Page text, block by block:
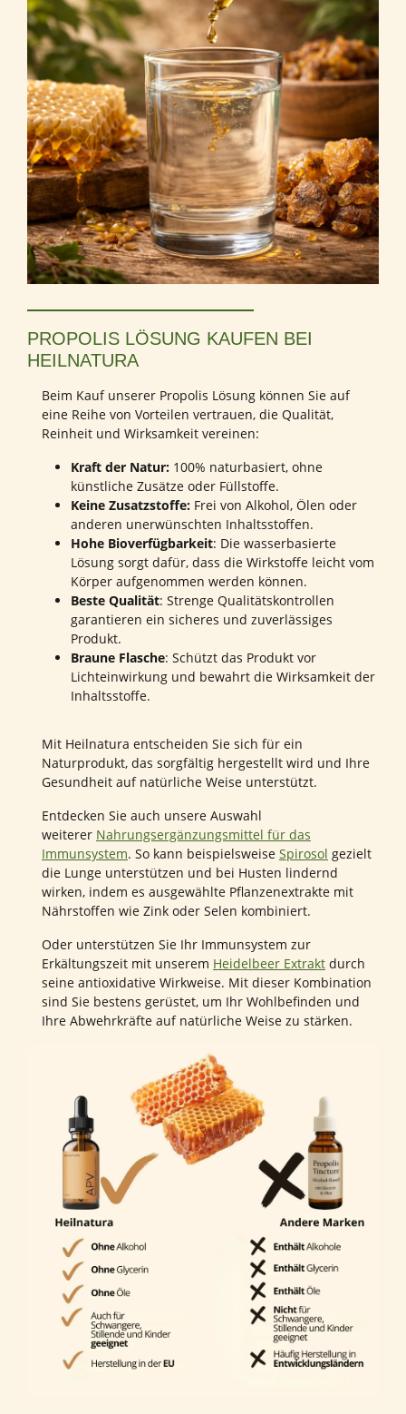
PROPOLIS LÖSUNG KAUFEN BEI
HEILNATURA
Beim Kauf unserer Propolis Lösung können Sie auf
eine Reihe von Vorteilen vertrauen, die Qualität,
Reinheit und Wirksamkeit vereinen:
Kraft der Natur: 100% naturbasiert, ohne
künstliche Zusätze oder Füllstoffe.
Keine Zusatzstoffe: Frei von Alkohol, Ölen oder
anderen unerwünschten Inhaltsstoffen.
Hohe Bioverfügbarkeit: Die wasserbasierte
Lösung sorgt dafür, dass die Wirkstoffe leicht vom
Körper aufgenommen werden können.
Beste Qualität: Strenge Qualitätskontrollen
garantieren ein sicheres und zuverlässiges
Produkt.
Braune Flasche: Schützt das Produkt vor
Lichteinwirkung und bewahrt die Wirksamkeit der
Inhaltsstoffe.
Mit Heilnatura entscheiden Sie sich für ein
Naturprodukt, das sorgfältig hergestellt wird und Ihre
Gesundheit auf natürliche Weise unterstützt.
Entdecken Sie auch unsere Auswahl
weiterer Nahrungsergänzungsmittel für das
Immunsystem. So kann beispielsweise Spirosol gezielt
die Lunge unterstützen und bei Husten lindernd
wirken, indem es ausgewählte Pflanzenextrakte mit
Nährstoffen wie Zink oder Selen kombiniert.
Oder unterstützen Sie Ihr Immunsystem zur
Erkältungszeit mit unserem Heidelbeer Extrakt durch
seine antioxidative Wirkweise. Mit dieser Kombination
sind Sie bestens gerüstet, um Ihr Wohlbefinden und
Ihre Abwehrkräfte auf natürliche Weise zu stärken.